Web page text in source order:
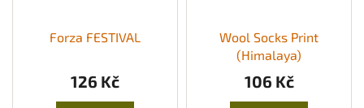
Forza FESTIVAL
126 Kč
Wool Socks Print
(Himalaya)
106 Kč